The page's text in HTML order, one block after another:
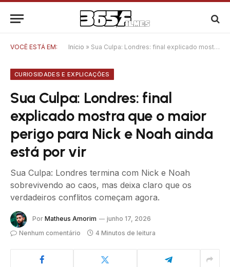
VOCÊ ESTÁ EM: Início » Sua Culpa: Londres: final explicado mostra que o maior perigo para Nick e Noah ainda está por vir
CURIOSIDADES E EXPLICAÇÕES
Sua Culpa: Londres: final
explicado mostra que o maior
perigo para Nick e Noah ainda
está por vir
Sua Culpa: Londres termina com Nick e Noah
sobrevivendo ao caos, mas deixa claro que os
verdadeiros conflitos começam agora.
Por Matheus Amorim
junho 17, 2026
Nenhum comentário
4 Minutos de leitura